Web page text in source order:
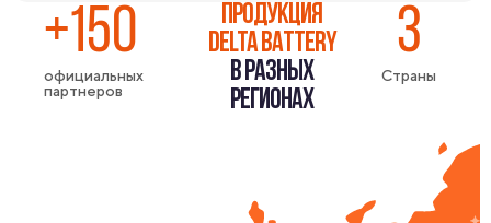
+150
официальных
партнеров
ПРОДУКЦИЯ
DELTA BATTERY
В РАЗНЫХ
РЕГИОНАХ
3
Страны